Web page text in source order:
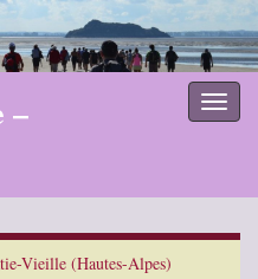
–
Vieille (Hautes-Alpes)